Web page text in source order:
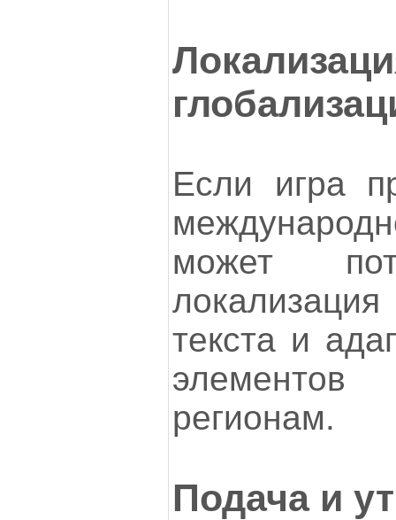
Если игра
может
текста и
регионам.
Подача и